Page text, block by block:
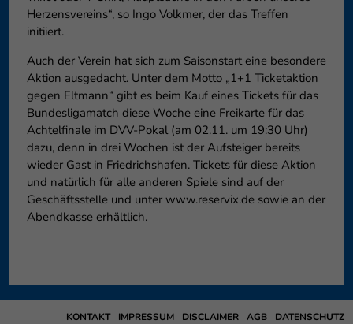
Herzensvereins“, so Ingo Volkmer, der das Treffen
initiiert.
Auch der Verein hat sich zum Saisonstart eine besondere
Aktion ausgedacht. Unter dem Motto „1+1 Ticketaktion
gegen Eltmann“ gibt es beim Kauf eines Tickets für das
Bundesligamatch diese Woche eine Freikarte für das
Achtelfinale im DVV-Pokal (am 02.11. um 19:30 Uhr)
dazu, denn in drei Wochen ist der Aufsteiger bereits
wieder Gast in Friedrichshafen. Tickets für diese Aktion
und natürlich für alle anderen Spiele sind auf der
Geschäftsstelle und unter www.reservix.de sowie an der
Abendkasse erhältlich.
DATENSCHUTZ
AGB
DISCLAIMER
IMPRESSUM
KONTAKT